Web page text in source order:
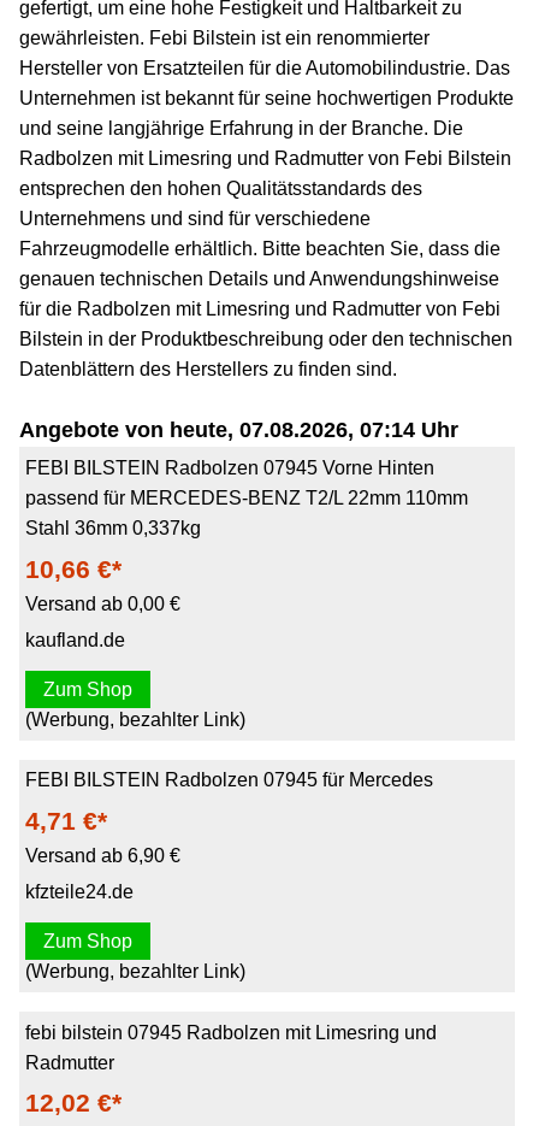
gefertigt, um eine hohe Festigkeit und Haltbarkeit zu
gewährleisten. Febi Bilstein ist ein renommierter
Hersteller von Ersatzteilen für die Automobilindustrie. Das
Unternehmen ist bekannt für seine hochwertigen Produkte
und seine langjährige Erfahrung in der Branche. Die
Radbolzen mit Limesring und Radmutter von Febi Bilstein
entsprechen den hohen Qualitätsstandards des
Unternehmens und sind für verschiedene
Fahrzeugmodelle erhältlich. Bitte beachten Sie, dass die
genauen technischen Details und Anwendungshinweise
für die Radbolzen mit Limesring und Radmutter von Febi
Bilstein in der Produktbeschreibung oder den technischen
Datenblättern des Herstellers zu finden sind.
Angebote von heute, 07.08.2026, 07:14 Uhr
FEBI BILSTEIN Radbolzen 07945 Vorne Hinten
passend für MERCEDES-BENZ T2/L 22mm 110mm
Stahl 36mm 0,337kg
10,66 €*
Versand ab 0,00 €
kaufland.de
Zum Shop
(Werbung, bezahlter Link)
FEBI BILSTEIN Radbolzen 07945 für Mercedes
4,71 €*
Versand ab 6,90 €
kfzteile24.de
Zum Shop
(Werbung, bezahlter Link)
febi bilstein 07945 Radbolzen mit Limesring und
Radmutter
12,02 €*